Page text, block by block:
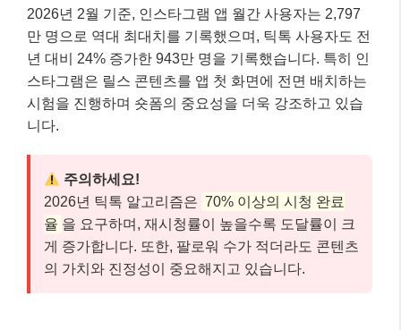
2026년 2월 기준, 인스타그램 앱 월간 사용자는 2,797
만 명으로 역대 최대치를 기록했으며, 틱톡 사용자도 전
년 대비 24% 증가한 943만 명을 기록했습니다. 특히 인
스타그램은 릴스 콘텐츠를 앱 첫 화면에 전면 배치하는
시험을 진행하며 숏폼의 중요성을 더욱 강조하고 있습
니다.
주의하세요!
2026년 틱톡 알고리즘은 70% 이상의 시청 완료
율 을 요구하며, 재시청률이 높을수록 도달률이 크
게 증가합니다. 또한, 팔로워 수가 적더라도 콘텐츠
의 가치와 진정성이 중요해지고 있습니다.